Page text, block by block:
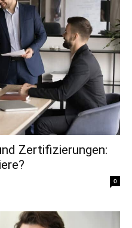
Zertifizierungen:
0